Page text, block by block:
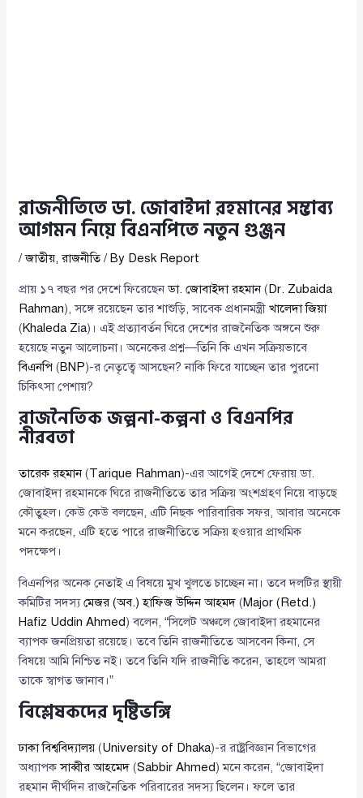
রাজনীতিতে ডা. জোবাইদা রহমানের সম্ভাব্য
আগমন নিয়ে বিএনপিতে নতুন গুঞ্জন
/জাতীয়,রাজনীতি/ By Desk Report
প্রায় ১৭ বছর পর দেশে ফিরেছেনডা. জোবাইদা রহমান(Dr. Zubaida
Rahman), সঙ্গে রয়েছেন তার শাশুড়ি, সাবেক প্রধানমন্ত্রীখালেদা জিয়া
(Khaleda Zia)। এই প্রত্যাবর্তন ঘিরে দেশের রাজনৈতিক অঙ্গনে শুরু
হয়েছে নতুন আলোচনা। অনেকের প্রশ্ন—তিনি কি এখন সক্রিয়ভাবে
বিএনপি (BNP)-র নেতৃত্বে আসছেন? নাকি ফিরে যাচ্ছেন তার পুরনো
চিকিৎসা পেশায়?
রাজনৈতিক জল্পনা-কল্পনা ও বিএনপির
নীরবতা
তারেক রহমান(Tarique Rahman)-এর আগেই দেশে ফেরায় ডা.
জোবাইদা রহমানকে ঘিরে রাজনীতিতে তার সক্রিয় অংশগ্রহণ নিয়ে বাড়ছে
কৌতুহল। কেউ কেউ বলছেন, এটি নিছক পারিবারিক সফর, আবার অনেকে
মনে করছেন, এটি হতে পারে রাজনীতিতে সক্রিয় হওয়ার প্রাথমিক
পদক্ষেপ।
বিএনপির অনেক নেতাই এ বিষয়ে মুখ খুলতে চাচ্ছেন না। তবে দলটির স্থায়ী
কমিটির সদস্যমেজর (অব.) হাফিজ উদ্দিন আহমদ (Major (Retd.)
Hafiz Uddin Ahmed) বলেন, “সিলেট অঞ্চলে জোবাইদা রহমানের
ব্যাপক জনপ্রিয়তা রয়েছে। তবে তিনি রাজনীতিতে আসবেন কিনা, সে
বিষয়ে আমি নিশ্চিত নই। তবে তিনি যদি রাজনীতি করেন, তাহলে আমরা
তাকে স্বাগত জানাব।”
বিশ্লেষকদের দৃষ্টিভঙ্গি
ঢাকা বিশ্ববিদ্যালয় (University of Dhaka)-র রাষ্ট্রবিজ্ঞান বিভাগের
অধ্যাপকসাব্বীর আহমেদ (Sabbir Ahmed) মনে করেন, “জোবাইদা
রহমান দীর্ঘদিন রাজনৈতিক পরিবারের সদস্য ছিলেন। ফলে তার